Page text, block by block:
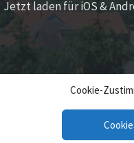
Cookie-
Jetzt laden für iOS &